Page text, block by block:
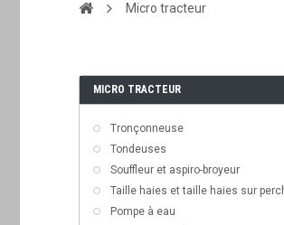
Micro tracteur
MICRO TRACTEUR
Tronçonneuse
Tondeuses
Souffleur et aspiro-broyeur
Taille haies et taille haies sur
Pompe à eau